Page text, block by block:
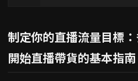
制定你的直播流量目標
開始直播帶貨的基本指南